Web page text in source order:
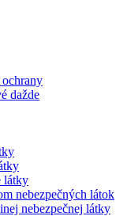
dažde
látky
nebezpečných látok
nebezpečnej látky